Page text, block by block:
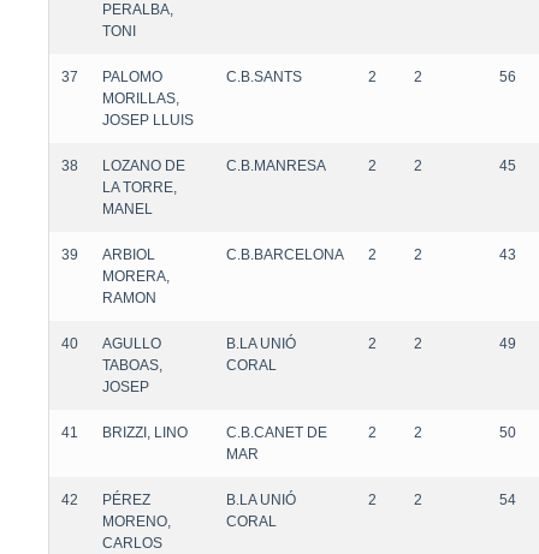
PERALBA,
TONI
37
PALOMO
MORILLAS,
JOSEP LLUIS
C.B.SANTS 2 2 56
38
LOZANO DE
LA TORRE,
MANEL
C.B.MANRESA 2 2 45
39
ARBIOL
MORERA,
RAMON
C.B.BARCELONA 2 2 43
40
AGULLO
TABOAS,
JOSEP
B.LA UNIÓ
CORAL
2 2 49
41 BRIZZI, LINO
C.B.CANET DE
MAR
2 2 50
42
PÉREZ
MORENO,
CARLOS
B.LA UNIÓ
CORAL
2 2 54